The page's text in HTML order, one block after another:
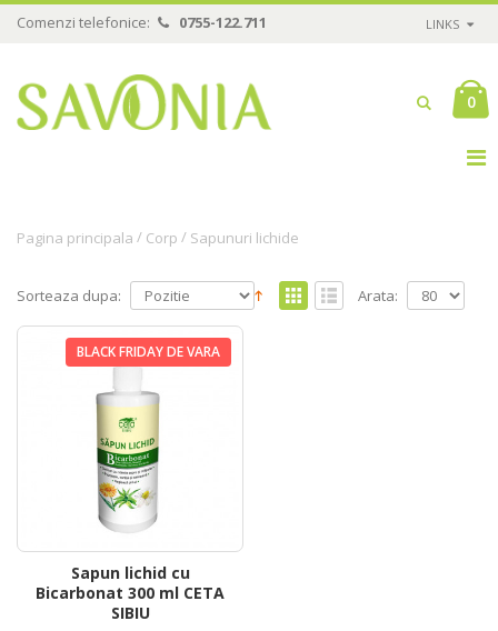
Comenzi telefonice: 0755-122.711 LINKS
0
Pagina principala / Corp / Sapunuri lichide
Sorteaza dupa: Arata:
BLACK FRIDAY DE VARA
Sapun lichid cu
Bicarbonat 300 ml CETA
SIBIU